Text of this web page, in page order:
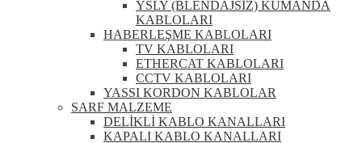
YSLY (BLENDAJSIZ) KUMANDA
KABLOLARI
HABERLEŞME KABLOLARI
TV KABLOLARI
ETHERCAT KABLOLARI
CCTV KABLOLARI
YASSI KORDON KABLOLAR
SARF MALZEME
DELİKLİ KABLO KANALLARI
KAPALI KABLO KANALLARI